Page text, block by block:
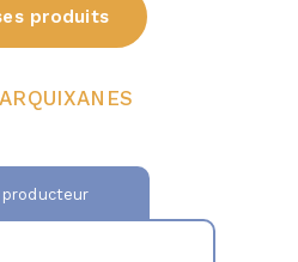
produits
producteur